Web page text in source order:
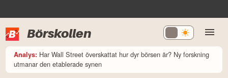
Börskollen
Analys: Har Wall Street överskattat hur dyr börsen är? Ny forskning
utmanar den etablerade synen